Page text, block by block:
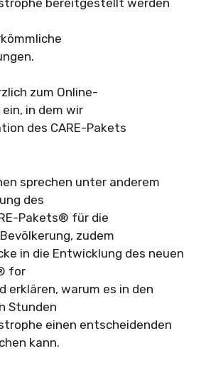
zum Online-
in dem wir
des CARE-Pakets
sprechen unter anderem
des
Pakets® für die
zudem
in die Entwicklung des neuen
for
erklären, warum es in den
Stunden
einen entscheidenden
kann.